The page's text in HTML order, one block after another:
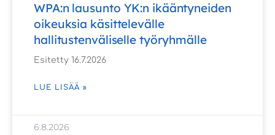
WPA:n lausunto YK:n ikääntyneiden
oikeuksia käsittelevälle
hallitustenväliselle työryhmälle
Esitetty 16.7.2026
LUE LISÄÄ »
6.8.2026